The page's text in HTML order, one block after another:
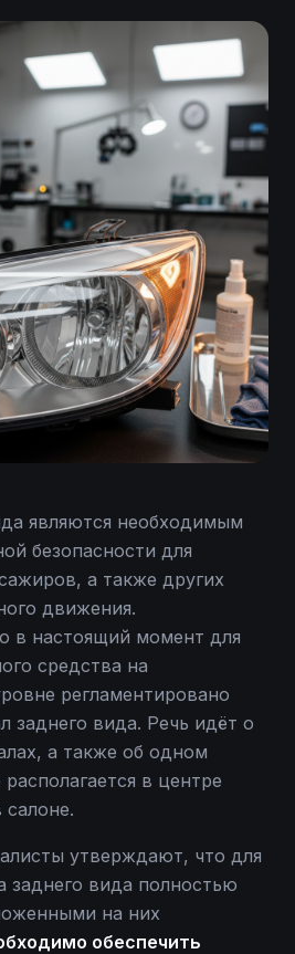
являются необходимым
безопасности для
а также других
движения.
в настоящий момент для
средства на
регламентировано
заднего вида. Речь идёт о
а также об одном
в центре
салоне.
утверждают, что для
заднего вида полностью
на них
обеспечить